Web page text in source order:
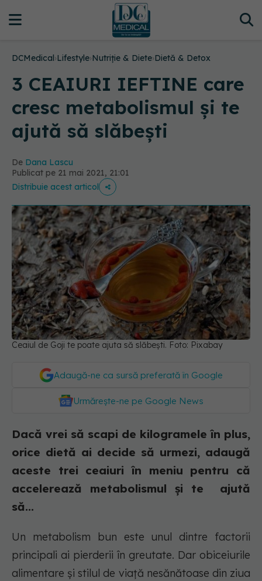
DCMedical›Lifestyle›Nutriție & Diete›Dietă & Detox
3 CEAIURI IEFTINE care
cresc metabolismul și te
ajută să slăbești
De Dana Lascu
Publicat pe 21 mai 2021, 21:01
Distribuie acest articol
Ceaiul de Goji te poate ajuta să slăbești. Foto: Pixabay
Adaugă-ne ca sursă preferată în Google
Urmărește-ne pe Google News
Dacă vrei să scapi de kilogramele în plus,
orice dietă ai decide să urmezi, adaugă
aceste trei ceaiuri în meniu pentru că
accelerează metabolismul și te ajută
să...
Un metabolism bun este unul dintre factorii
principali ai pierderii în greutate. Dar obiceiurile
alimentare și stilul de viață nesănătoase din ziua